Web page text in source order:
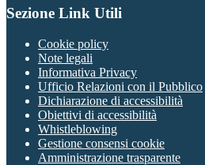
Sezione Link Utili
Cookie policy
Note legali
Informativa Privacy
Ufficio Relazioni con il Pubblico
Dichiarazione di accessibilità
Obiettivi di accessibilità
Whistleblowing
Gestione consensi cookie
Amministrazione trasparente